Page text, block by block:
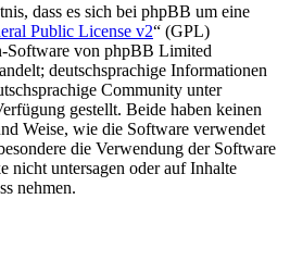
dass es sich bei phpBB um eine
Public License v2“ (GPL)
Software von phpBB Limited
deutschsprachige Informationen
Community unter
gestellt. Beide haben keinen
Weise, wie die Software verwendet
die Verwendung der Software
nicht untersagen oder auf Inhalte
nehmen.